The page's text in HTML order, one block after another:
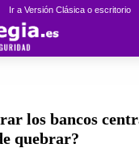
Ir a Versión Clásica o escritorio
los bancos
quebrar?